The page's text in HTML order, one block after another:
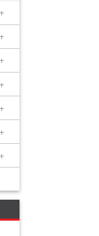
+
+
+
+
+
+
+